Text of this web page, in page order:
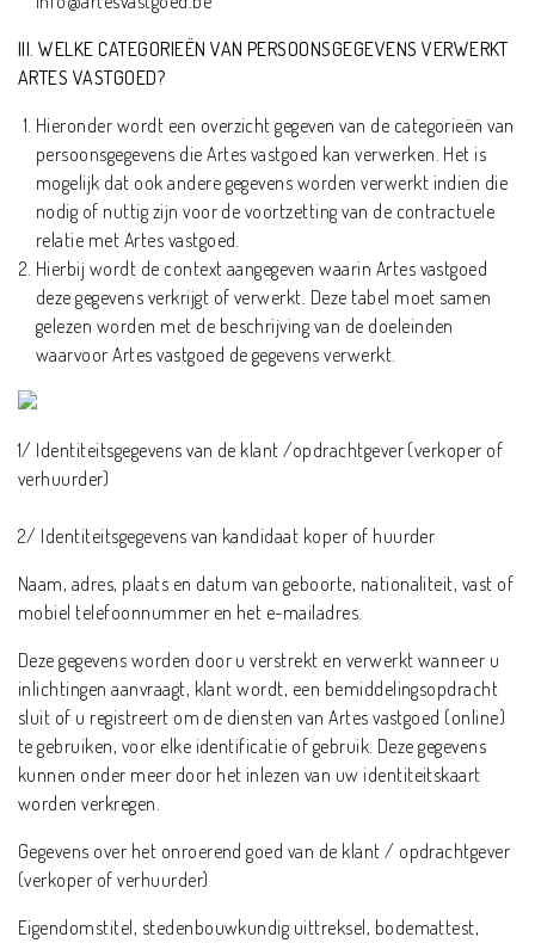
III. WELKE CATEGORIEËN VAN PERSOONSGEGEVENS VERWERKT
ARTES VASTGOED?
Hieronder wordt een overzicht gegeven van de categorieën van
persoonsgegevens die Artes vastgoed kan verwerken. Het is
mogelijk dat ook andere gegevens worden verwerkt indien die
nodig of nuttig zijn voor de voortzetting van de contractuele
relatie met Artes vastgoed.
Hierbij wordt de context aangegeven waarin Artes vastgoed
deze gegevens verkrijgt of verwerkt. Deze tabel moet samen
gelezen worden met de beschrijving van de doeleinden
waarvoor Artes vastgoed de gegevens verwerkt.
1/ Identiteitsgegevens van de klant /opdrachtgever (verkoper of
verhuurder)
2/ Identiteitsgegevens van kandidaat koper of huurder
Naam, adres, plaats en datum van geboorte, nationaliteit, vast of
mobiel telefoonnummer en het e-mailadres.
Deze gegevens worden door u verstrekt en verwerkt wanneer u
inlichtingen aanvraagt, klant wordt, een bemiddelingsopdracht
sluit of u registreert om de diensten van Artes vastgoed (online)
te gebruiken, voor elke identificatie of gebruik. Deze gegevens
kunnen onder meer door het inlezen van uw identiteitskaart
worden verkregen.
Gegevens over het onroerend goed van de klant / opdrachtgever
(verkoper of verhuurder)
Eigendomstitel, stedenbouwkundig uittreksel, bodemattest,